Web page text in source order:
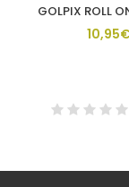
GOLPIX ROLL